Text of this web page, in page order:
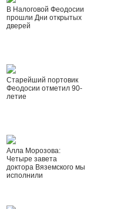
В Налоговой Феодосии
прошли Дни открытых
дверей
Старейший портовик
Феодосии отметил 90-
летие
Алла Морозова:
Четыре завета
доктора Вяземского мы
исполнили